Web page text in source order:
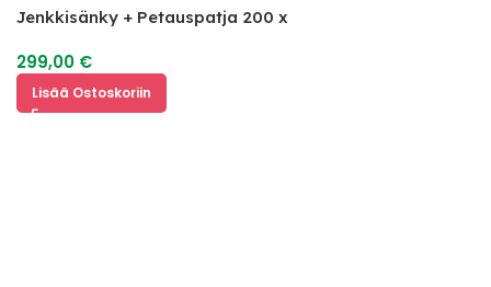
Jenkkisänky + Petauspatja 200 x
299,00 €
Lisää Ostoskoriin